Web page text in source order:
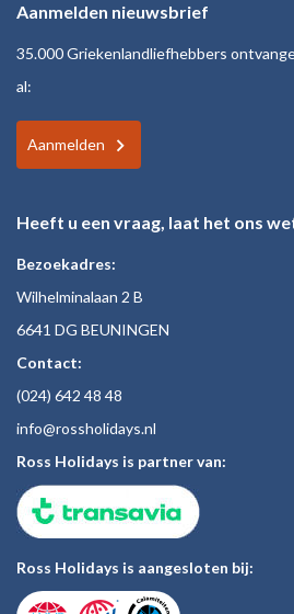
Aanmelden nieuwsbrief
35.000 Griekenlandliefhebbers
al:
Aanmelden
Heeft u een vraag, laat het ons
Bezoekadres:
Wilhelminalaan 2 B
6641 DG BEUNINGEN
Contact:
(024) 642 48 48
info@rossholidays.nl
Ross Holidays is partner van:
Ross Holidays is aangesloten bij: